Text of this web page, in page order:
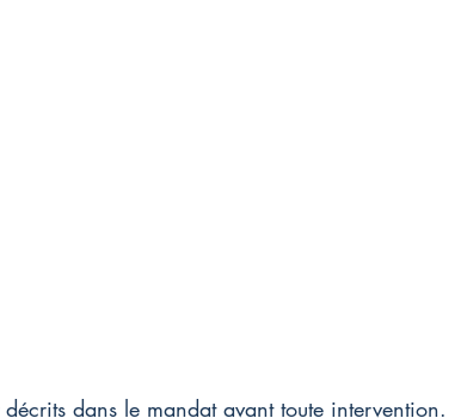
dans le mandat avant toute intervention.